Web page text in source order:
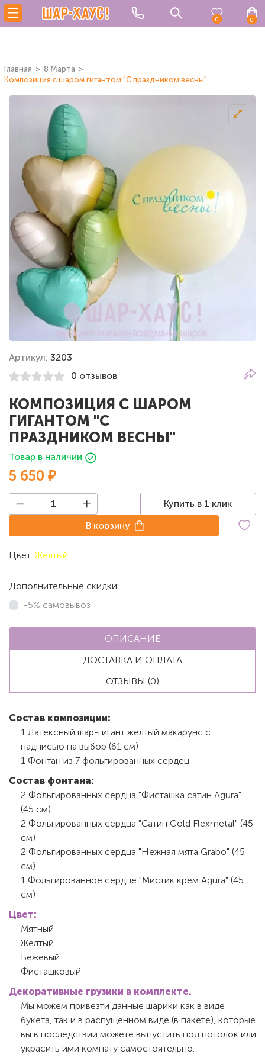
0 0
Главная
8 Марта
Композиция с шаром гигантом "С праздником весны"
Артикул: 3203
0 отзывов
КОМПОЗИЦИЯ С ШАРОМ
ГИГАНТОМ "С
ПРАЗДНИКОМ ВЕСНЫ"
Товар в наличии
5 650 ₽
Купить в 1 клик
В корзину
Цвет: Желтый
Дополнительные скидки:
-5% самовывоз
ОПИСАНИЕ
ДОСТАВКА И ОПЛАТА
ОТЗЫВЫ (0)
Состав композиции:
1 Латексный шар-гигант желтый макарунс с
надписью на выбор (61 см)
1 Фонтан из 7 фольгированных сердец
Состав фонтана:
2 Фольгированных сердца "Фисташка сатин Agura"
(45 см)
2 Фольгированных сердца "Сатин Gold Flexmetal" (45
см)
2 Фольгированных сердца "Нежная мята Grabo" (45
см)
1 Фольгированное сердце "Мистик крем Agura" (45
см)
Цвет:
Мятный
Желтый
Бежевый
Фисташковый
Декоративные грузики в комплекте.
Мы можем привезти данные шарики как в виде
букета, так и в распущенном виде (в пакете), которые
вы в последствии можете выпустить под потолок или
украсить ими комнату самостоятельно.